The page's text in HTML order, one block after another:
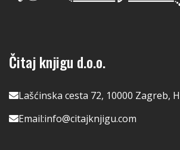
Čitaj knjigu d.o.o.
Lašćinska cesta 72, 10000 Zagreb,
Email:info@citajknjigu.com